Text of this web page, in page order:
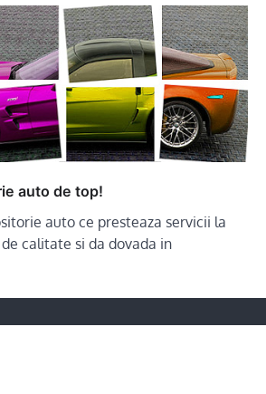
auto de top!
auto ce presteaza servicii la
calitate si da dovada in